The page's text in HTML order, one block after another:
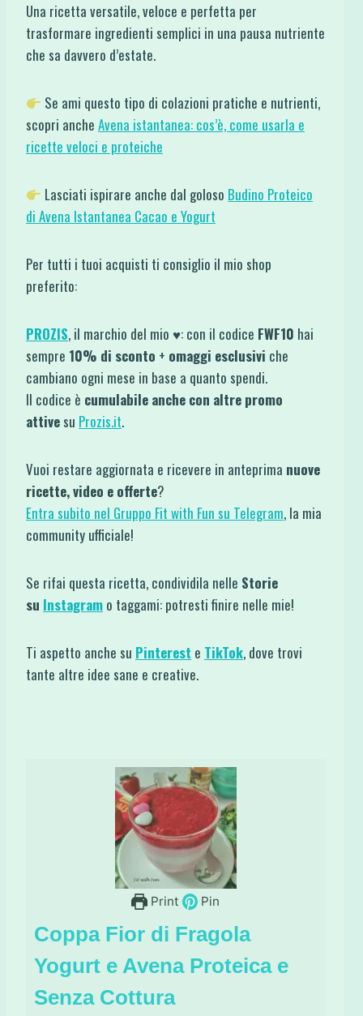
Una ricetta versatile, veloce e perfetta per
trasformare ingredienti semplici in una pausa nutriente
che sa davvero d’estate.
Se ami questo tipo di colazioni pratiche e nutrienti,
scopri anche Avena istantanea: cos’è, come usarla e
ricette veloci e proteiche
Lasciati ispirare anche dal goloso Budino Proteico
di Avena Istantanea Cacao e Yogurt
Per tutti i tuoi acquisti ti consiglio il mio shop
preferito:
PROZIS, il marchio del mio ♥: con il codice FWF10 hai
sempre 10% di sconto + omaggi esclusivi che
cambiano ogni mese in base a quanto spendi.
Il codice è cumulabile anche con altre promo
attive su Prozis.it.
Vuoi restare aggiornata e ricevere in anteprima nuove
ricette, video e offerte?
Entra subito nel Gruppo Fit with Fun su Telegram, la mia
community ufficiale!
Se rifai questa ricetta, condividila nelle Storie
su Instagram o taggami: potresti finire nelle mie!
Ti aspetto anche su Pinterest e TikTok, dove trovi
tante altre idee sane e creative.
Print Pin
Coppa Fior di Fragola
Yogurt e Avena Proteica e
Senza Cottura